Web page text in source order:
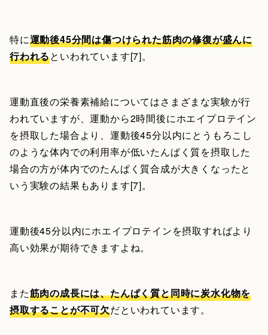
特に運動後45分間は傷つけられた筋肉の修復が盛んに
行われるといわれています[7]。
運動直後の栄養素補給についてはさまざまな実験が行
われていますが、運動から2時間後にホエイプロテイン
を摂取した場合より、運動後45分以内にとうもろこし
のような体内での利用率が低いたんぱく質を摂取した
場合の方が体内でのたんぱく質合成が大きくなったと
いう実験の結果もあります[7]。
運動後45分以内にホエイプロテインを摂取すればより
高い効果が期待できますよね。
また筋肉の成長には、たんぱく質と同時に炭水化物を
摂取することが不可欠だといわれています。